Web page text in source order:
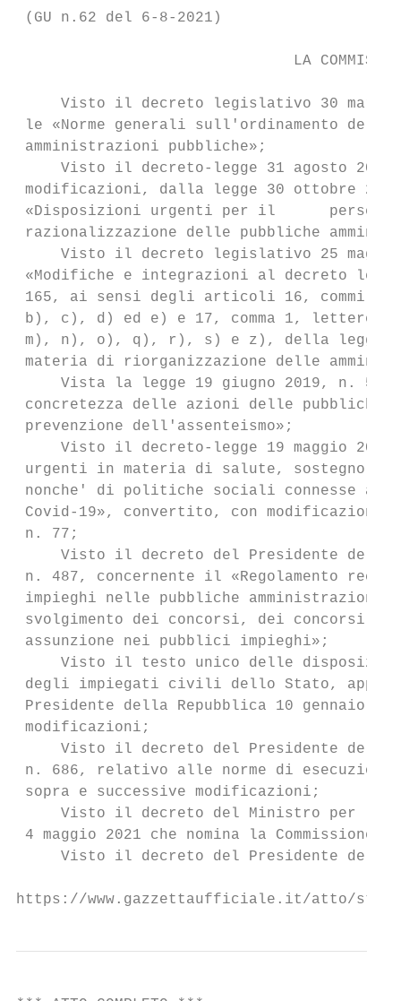
(GU n.62 del 6-8-2021)
LA
Visto il decreto legislativo 30 marzo
le «Norme generali sull'ordinamento del
amministrazioni pubbliche»;
Visto il decreto-legge 31 agosto
modificazioni, dalla legge 30 ottobre
«Disposizioni urgenti per il
razionalizzazione delle pubbliche
Visto il decreto legislativo 25
«Modifiche e integrazioni al decreto
165, ai sensi degli articoli 16, commi
b), c), d) ed e) e 17, comma 1,
m), n), o), q), r), s) e z), della legge 7
materia di riorganizzazione delle
Vista la legge 19 giugno 2019, n. 56
concretezza delle azioni delle
prevenzione dell'assenteismo»;
Visto il decreto-legge 19 maggio
urgenti in materia di salute, sostegno al
nonche' di politiche sociali connesse
Covid-19», convertito, con
n. 77;
Visto il decreto del Presidente della
n. 487, concernente il «Regolamento
impieghi nelle pubbliche
svolgimento dei concorsi, dei concorsi
assunzione nei pubblici impieghi»;
Visto il testo unico delle
degli impiegati civili dello Stato,
Presidente della Repubblica 10 gennaio
modificazioni;
Visto il decreto del Presidente della
n. 686, relativo alle norme di
sopra e successive modificazioni;
Visto il decreto del Ministro per la
4 maggio 2021 che nomina la Commissione
Visto il decreto del Presidente del
https://www.gazzettaufficiale.it/atto/